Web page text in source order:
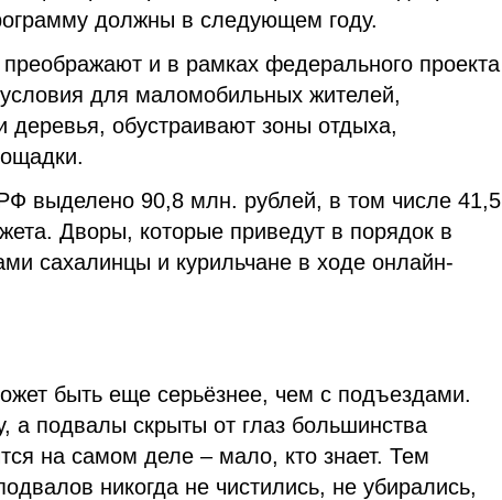
должны в следующем году.
и в рамках федерального проекта
для маломобильных жителей,
деревья, обустраивают зоны отдыха,
выделено 90,8 млн. рублей, в том числе 41,5
Дворы, которые приведут в порядок в
сахалинцы и курильчане в ходе онлайн-
быть еще серьёзнее, чем с подъездами.
а подвалы скрыты от глаз большинства
на самом деле – мало, кто знает. Тем
никогда не чистились, не убирались,